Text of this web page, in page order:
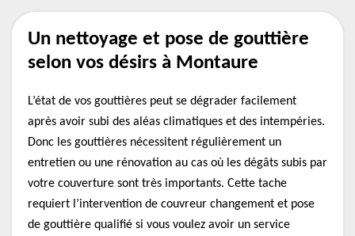
Un nettoyage et pose de gouttière
selon vos désirs à Montaure
L’état de vos gouttières peut se dégrader facilement
après avoir subi des aléas climatiques et des intempéries.
Donc les gouttières nécessitent régulièrement un
entretien ou une rénovation au cas où les dégâts subis par
votre couverture sont très importants. Cette tache
requiert l’intervention de couvreur changement et pose
de gouttière qualifié si vous voulez avoir un service